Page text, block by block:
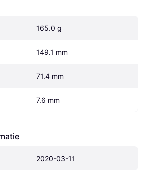
165.0 g
149.1 mm
71.4 mm
7.6 mm
2020-03-11